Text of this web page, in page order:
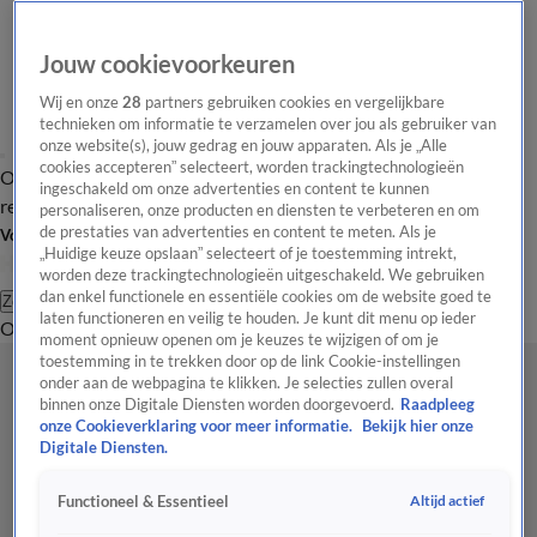
Overzicht Laatste nieuws Regionieuws Het beste van Hart
Tip de
redactie
Volg Hart van Nederland
Zoeken
OverzichtRegioUitzendingenWeerTip de redactiePanelVideo's
Jouw cookievoorkeuren
Wij en onze28 partners gebruiken cookies en vergelijkbare
technieken om informatie te verzamelen over jou als gebruiker van
onze website(s), jouw gedrag en jouw apparaten. Als je „Alle
cookies accepteren” selecteert, worden trackingtechnologieën
ingeschakeld om onze advertenties en content te kunnen
personaliseren, onze producten en diensten te verbeteren en om
de prestaties van advertenties en content te meten. Als je
„Huidige keuze opslaan” selecteert of je toestemming intrekt,
worden deze trackingtechnologieën uitgeschakeld. We gebruiken
dan enkel functionele en essentiële cookies om de website goed te
laten functioneren en veilig te houden. Je kunt dit menu op ieder
moment opnieuw openen om je keuzes te wijzigen of om je
toestemming in te trekken door op de link Cookie-instellingen
onder aan de webpagina te klikken. Je selecties zullen overal
binnen onze Digitale Diensten worden doorgevoerd. Raadpleeg
onze Cookieverklaring voor meer informatie.
Bekijk hier onze
Digitale Diensten.
Functioneel & Essentieel Altijd actief